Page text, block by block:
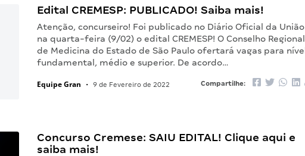
Edital CREMESP: PUBLICADO! Saiba mais!
Atenção, concurseiro! Foi publicado no Diário Oficial da União
na quarta-feira (9/02) o edital CREMESP! O Conselho Regional
de Medicina do Estado de São Paulo ofertará vagas para nível
fundamental, médio e superior. De acordo…
Equipe Gran • 9 de Fevereiro de 2022 Compartilhe:
Concurso Cremese: SAIU EDITAL! Clique aqui e
saiba mais!